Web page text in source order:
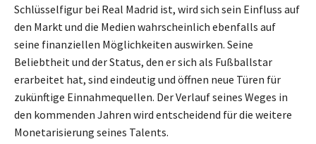
Schlüsselfigur bei Real Madrid ist, wird sich sein Einfluss auf
den Markt und die Medien wahrscheinlich ebenfalls auf
seine finanziellen Möglichkeiten auswirken. Seine
Beliebtheit und der Status, den er sich als Fußballstar
erarbeitet hat, sind eindeutig und öffnen neue Türen für
zukünftige Einnahmequellen. Der Verlauf seines Weges in
den kommenden Jahren wird entscheidend für die weitere
Monetarisierung seines Talents.